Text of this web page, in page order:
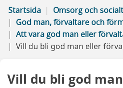
Startsida
Omsorg och
God man, förvaltare och
Att vara god man eller
Vill du bli god man eller
Vill du bli god